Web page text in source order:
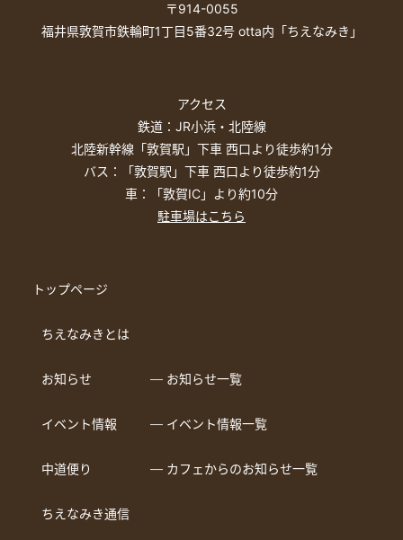
〒914-0055
福井県敦賀市鉄輪町1丁目5番32号 otta内「ちえなみき」
アクセス
鉄道：JR小浜・北陸線
北陸新幹線「敦賀駅」下車 西口より徒歩約1分
バス：「敦賀駅」下車 西口より徒歩約1分
車：「敦賀IC」より約10分
駐車場はこちら
トップページ
ちえなみきとは
お知らせ ― お知らせ一覧
イベント情報 ― イベント情報一覧
中道便り ― カフェからのお知らせ一覧
ちえなみき通信